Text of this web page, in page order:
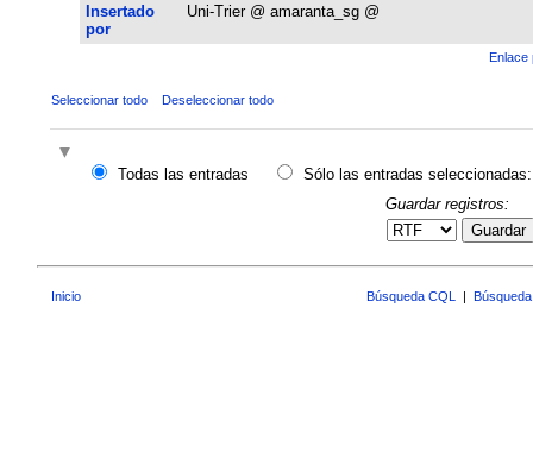
Insertado
por
Uni-Trier @ amaranta_sg @
Enlace
Seleccionar todo Deseleccionar todo
Todas las entradas
Sólo las entradas seleccionadas:
Guardar registros:
Guardar
Inicio Búsqueda CQL